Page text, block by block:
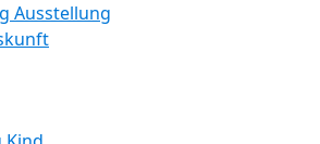
Ausstellung